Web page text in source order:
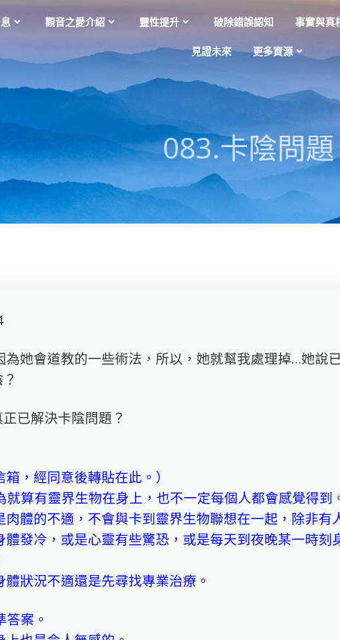
觀音之愛介紹 靈性提升 破除錯誤認知 事實與真
見證未來 更多資源
083.卡陰問題
為她會道教的一些術法，所以，她就幫我處理掉…她說
已解決卡陰問題？
，經同意後轉貼在此。）
算有靈界生物在身上，也不一定每個人都會感覺得到
體的不適，不會與卡到靈界生物聯想在一起，除非有
發冷，或是心靈有些驚恐，或是每天到夜晚某一時刻
狀況不適還是先尋找專業治療。
答案。